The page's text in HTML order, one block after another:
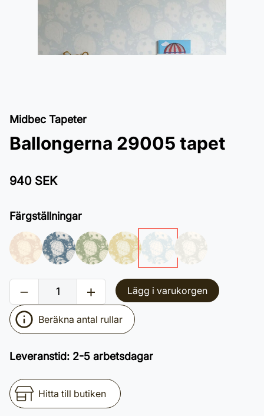
Midbec Tapeter
Ballongerna 29005 tapet
940 SEK
Färgställningar
Lägg i varukorgen
Beräkna antal rullar
Leveranstid: 2-5 arbetsdagar
Hitta till butiken